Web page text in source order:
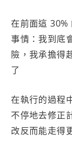
在前面這 30%
事情：我到底
險，我承擔得
了
在執行的過程
不停地去修正
改反而能走得